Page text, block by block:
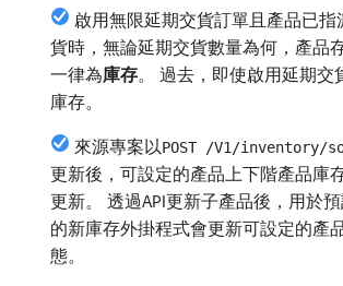
啟用無限延期交貨訂單且產品已指
貨時，無論延期交貨數量為何，產品
一律為​庫存。 過去，即使啟用延期交
庫存。
來源專案以POST /V1/inventory/
更新後，可設定的產品上下階產品庫
更新。 透過API更新子產品後，用於
的新庫存外掛程式會更新可設定的產
態。